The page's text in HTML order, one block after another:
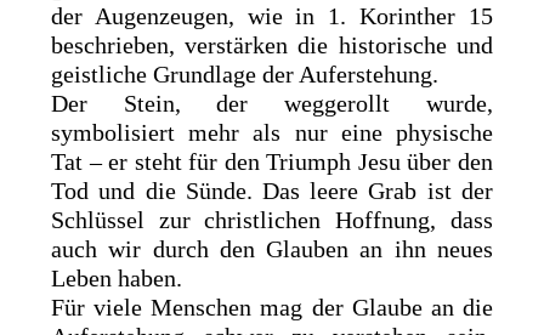
der Augenzeugen, wie in 1. Korinther 15
beschrieben, verstärken die historische und
geistliche Grundlage der Auferstehung.
Der Stein, der weggerollt wurde,
symbolisiert mehr als nur eine physische
Tat – er steht für den Triumph Jesu über den
Tod und die Sünde. Das leere Grab ist der
Schlüssel zur christlichen Hoffnung, dass
auch wir durch den Glauben an ihn neues
Leben haben.
Für viele Menschen mag der Glaube an die